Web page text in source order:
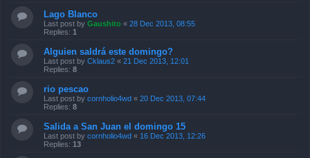
Lago Blanco
Last post by Gaushito « 28 Dec 2013, 08:55
Replies: 1
Alguien saldrá este domingo?
Last post by Cklaus2 « 21 Dec 2013, 12:01
Replies: 8
rio pescao
Last post by cornholio4wd « 20 Dec 2013, 07:44
Replies: 8
Salida a San Juan el domingo 15
Last post by cornholio4wd « 16 Dec 2013, 12:26
Replies: 13